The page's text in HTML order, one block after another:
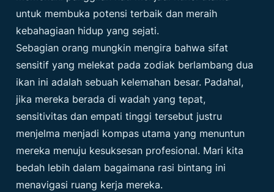
untuk membuka potensi terbaik dan meraih
kebahagiaan hidup yang sejati.
Sebagian orang mungkin mengira bahwa sifat
sensitif yang melekat pada zodiak berlambang dua
ikan ini adalah sebuah kelemahan besar. Padahal,
jika mereka berada di wadah yang tepat,
sensitivitas dan empati tinggi tersebut justru
menjelma menjadi kompas utama yang menuntun
mereka menuju kesuksesan profesional. Mari kita
bedah lebih dalam bagaimana rasi bintang ini
menavigasi ruang kerja mereka.